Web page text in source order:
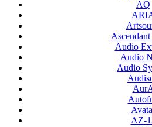
AQ
Audio
Audio
Audio
AZ-